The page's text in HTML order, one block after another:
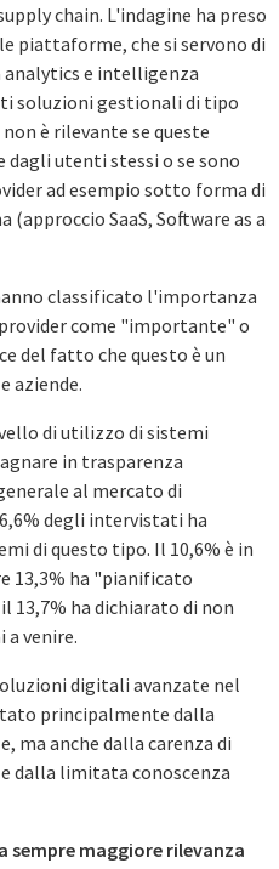
chain. L'indagine ha preso
piattaforme, che si servono di
analytics e intelligenza
soluzioni gestionali di tipo
è rilevante se queste
utenti stessi o se sono
ad esempio sotto forma di
SaaS, Software as a
classificato l'importanza
come "importante" o
del fatto che questo è un
aziende.
di utilizzo di sistemi
in trasparenza
al mercato di
degli intervistati ha
di questo tipo. Il 10,6% è in
13,3% ha "pianificato
13,7% ha dichiarato di non
venire.
digitali avanzate nel
principalmente dalla
ma anche dalla carenza di
dalla limitata conoscenza
sempre maggiore rilevanza